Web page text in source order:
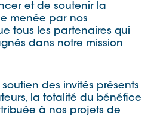
et de soutenir la
menée par nos
tous les partenaires qui
dans notre mission
des invités présents
la totalité du bénéfice
à nos projets de